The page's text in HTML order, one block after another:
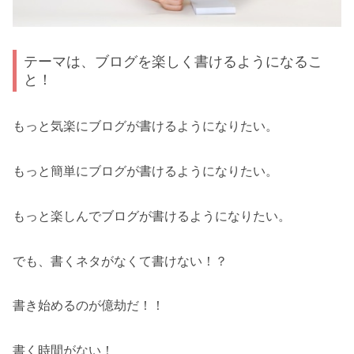
テーマは、ブログを楽しく書けるようになるこ
と！
もっと気楽にブログが書けるようになりたい。
もっと簡単にブログが書けるようになりたい。
もっと楽しんでブログが書けるようになりたい。
でも、書くネタがなくて書けない！？
書き始めるのが億劫だ！！
書く時間がない！